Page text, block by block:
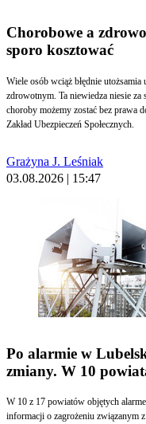
Chorobowe a
sporo kosztować
Wiele osób wciąż błędnie
zdrowotnym. Ta niewiedza niesie za
choroby możemy zostać bez prawa
Zakład Ubezpieczeń Społecznych.
Grażyna J. Leśniak
03.08.2026 | 15:47
Po alarmie w
zmiany. W 10
W 10 z 17 powiatów objętych
informacji o zagrożeniu związanym